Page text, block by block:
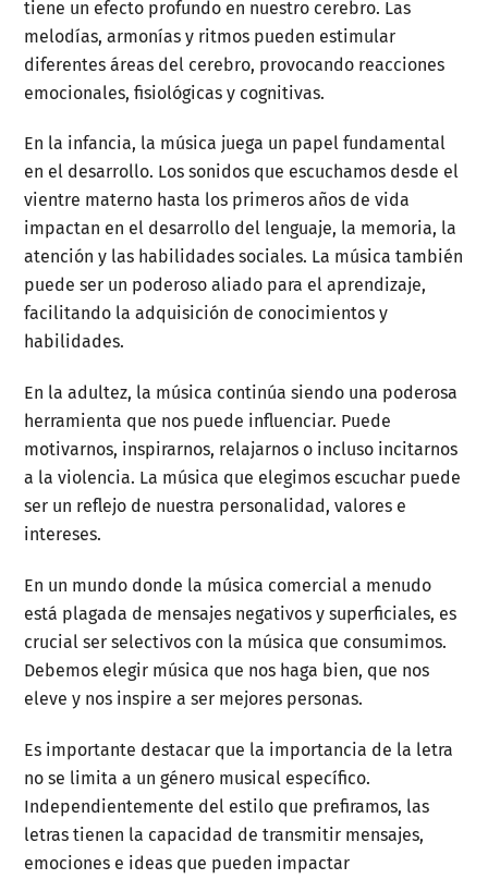
tiene un efecto profundo en nuestro cerebro. Las
melodías, armonías y ritmos pueden estimular
diferentes áreas del cerebro, provocando reacciones
emocionales, fisiológicas y cognitivas.
En la infancia, la música juega un papel fundamental
en el desarrollo. Los sonidos que escuchamos desde el
vientre materno hasta los primeros años de vida
impactan en el desarrollo del lenguaje, la memoria, la
atención y las habilidades sociales. La música también
puede ser un poderoso aliado para el aprendizaje,
facilitando la adquisición de conocimientos y
habilidades.
En la adultez, la música continúa siendo una poderosa
herramienta que nos puede influenciar. Puede
motivarnos, inspirarnos, relajarnos o incluso incitarnos
a la violencia. La música que elegimos escuchar puede
ser un reflejo de nuestra personalidad, valores e
intereses.
En un mundo donde la música comercial a menudo
está plagada de mensajes negativos y superficiales, es
crucial ser selectivos con la música que consumimos.
Debemos elegir música que nos haga bien, que nos
eleve y nos inspire a ser mejores personas.
Es importante destacar que la importancia de la letra
no se limita a un género musical específico.
Independientemente del estilo que prefiramos, las
letras tienen la capacidad de transmitir mensajes,
emociones e ideas que pueden impactar